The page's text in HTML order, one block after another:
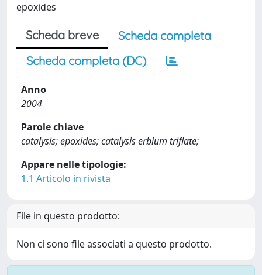
epoxides
Scheda breve
Scheda completa
Scheda completa (DC)
Anno
2004
Parole chiave
catalysis; epoxides; catalysis erbium triflate;
Appare nelle tipologie:
1.1 Articolo in rivista
File in questo prodotto:
Non ci sono file associati a questo prodotto.